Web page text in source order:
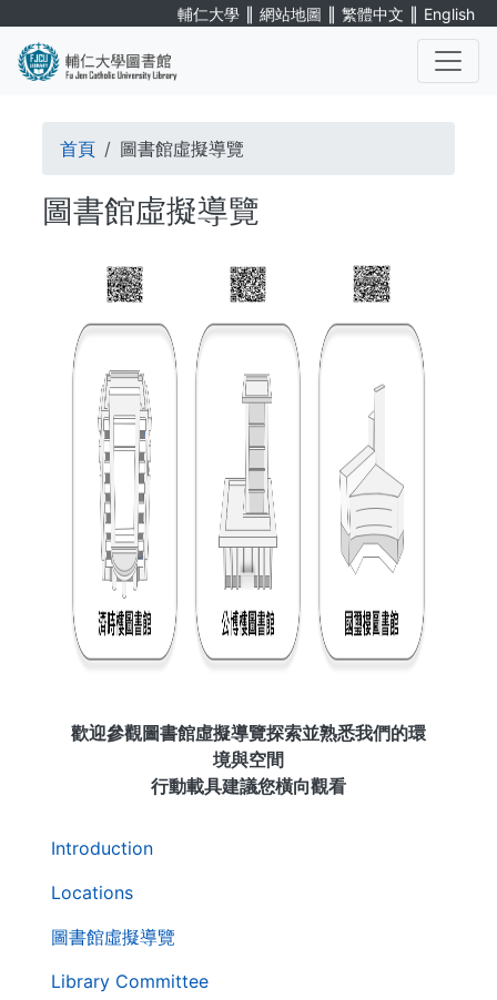
main
輔仁大學 ∥ 網站地圖 ∥ 繁體中文 ∥ English
第
層
覽
列
Introduction
Locations
圖書館虛擬導覽
Library Committee
Breadcrumb
首頁 圖書館虛擬導覽
圖書館虛擬導覽
歡迎參觀圖書館虛擬導覽探索並熟悉我們的環
境與空間
行動載具建議您橫向觀看